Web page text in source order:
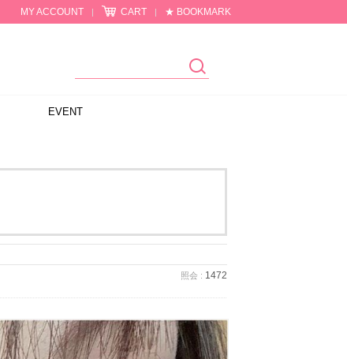
MY ACCOUNT | CART | ★ BOOKMARK
EVENT
照会 : 1472